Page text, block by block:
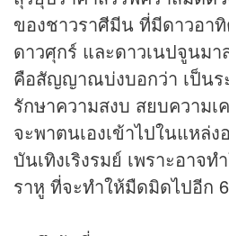
ของชาวราศีมีน ที่มีดาวอา
ดาวศุกร์ และดาวเนปจูนม
คือสัญญาณบ่งบอกว่า เป็นร
รักษาความสงบ สยบความเ
จะพาตนเองเข้าไปในแหล่
บันเทิงเริงรมย์ เพราะอาจท
ราหู ที่จะทำให้มืดมิดไปอีก